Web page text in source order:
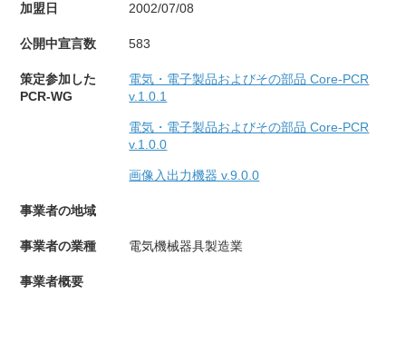
加盟日 2002/07/08
公開中宣言数 583
策定参加した
PCR-WG
電気・電子製品およびその部品 Core-PCR
v.1.0.1
電気・電子製品およびその部品 Core-PCR
v.1.0.0
画像入出力機器 v.9.0.0
事業者の地域
事業者の業種 電気機械器具製造業
事業者概要